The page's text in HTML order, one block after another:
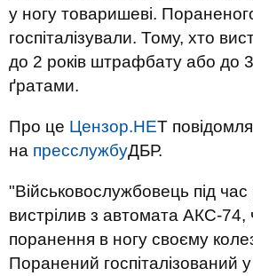
у ногу товаришеві.
госпіталізували. Тому, хто
до 2 років штрафбату або до 3
ґратами.
Про це Цензор.НЕТ
на пресслужбуДБР.
"Військовослужбовець під час
вистрілив з автомата АКС-74,
поранення в ногу своєму
Поранений госпіталізований у